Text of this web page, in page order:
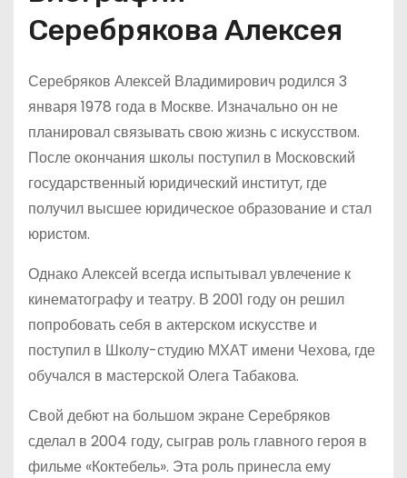
Серебрякова Алексея
Серебряков Алексей Владимирович родился 3
января 1978 года в Москве. Изначально он не
планировал связывать свою жизнь с искусством.
После окончания школы поступил в Московский
государственный юридический институт, где
получил высшее юридическое образование и стал
юристом.
Однако Алексей всегда испытывал увлечение к
кинематографу и театру. В 2001 году он решил
попробовать себя в актерском искусстве и
поступил в Школу-студию МХАТ имени Чехова, где
обучался в мастерской Олега Табакова.
Свой дебют на большом экране Серебряков
сделал в 2004 году, сыграв роль главного героя в
фильме «Коктебель». Эта роль принесла ему